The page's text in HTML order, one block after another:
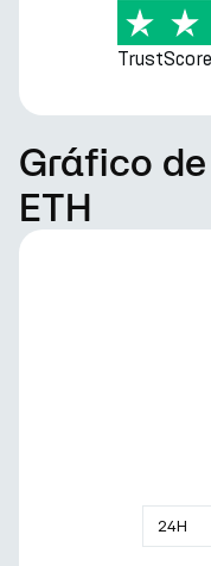
TrustScore
Gráfico
ETH
24H